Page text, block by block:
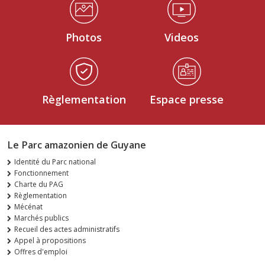
Photos Videos
Règlementation Espace presse
Le Parc amazonien de Guyane
Identité du Parc national
Fonctionnement
Charte du PAG
Règlementation
Mécénat
Marchés publics
Recueil des actes administratifs
Appel à propositions
Offres d'emploi